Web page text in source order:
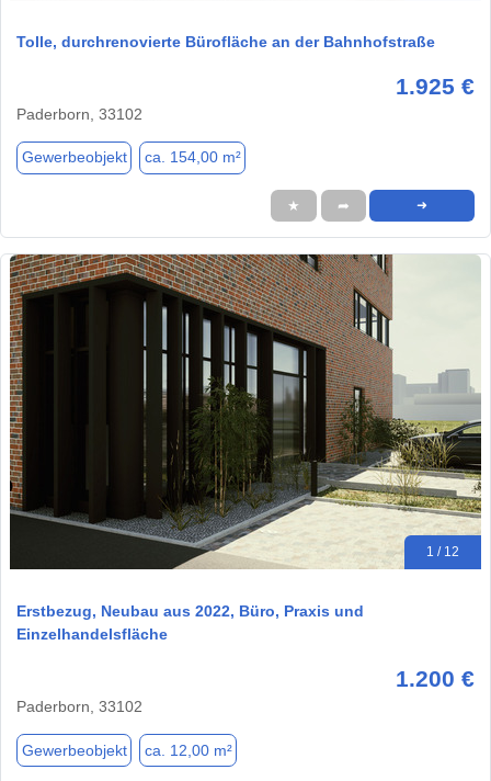
Tolle, durchrenovierte Bürofläche an der Bahnhofstraße
1.925 €
Paderborn, 33102
Gewerbeobjekt ca. 154,00 m²
★ ➦ ➜
1 / 12
Erstbezug, Neubau aus 2022, Büro, Praxis und
Einzelhandelsfläche
1.200 €
Paderborn, 33102
Gewerbeobjekt ca. 12,00 m²